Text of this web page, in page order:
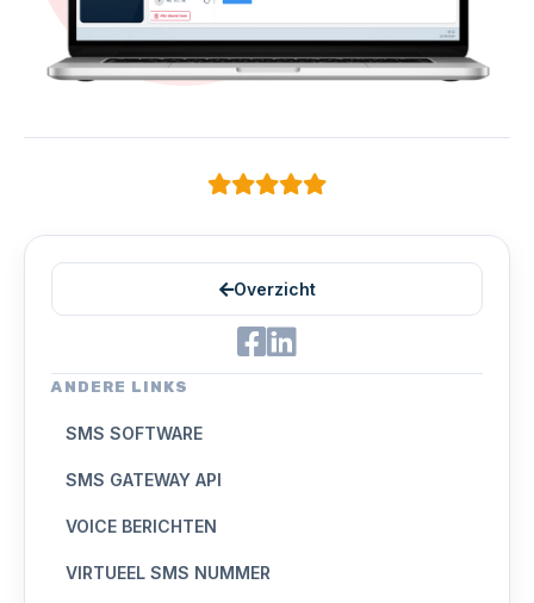
Overzicht
ANDERE LINKS
SMS SOFTWARE
SMS GATEWAY API
VOICE BERICHTEN
VIRTUEEL SMS NUMMER